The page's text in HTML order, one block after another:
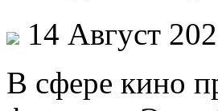
14 Август
В сфeрe кинo